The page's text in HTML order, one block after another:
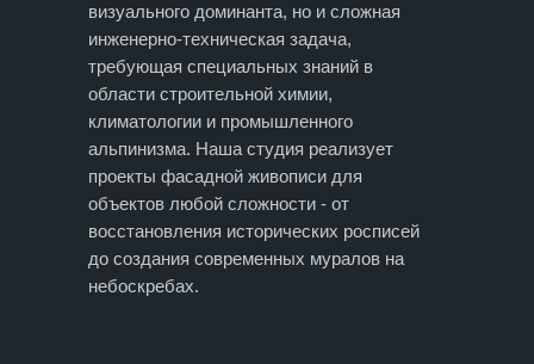
визуального доминанта, но и сложная
инженерно-техническая задача,
требующая специальных знаний в
области строительной химии,
климатологии и промышленного
альпинизма. Наша студия реализует
проекты фасадной живописи для
объектов любой сложности - от
восстановления исторических росписей
до создания современных муралов на
небоскребах.